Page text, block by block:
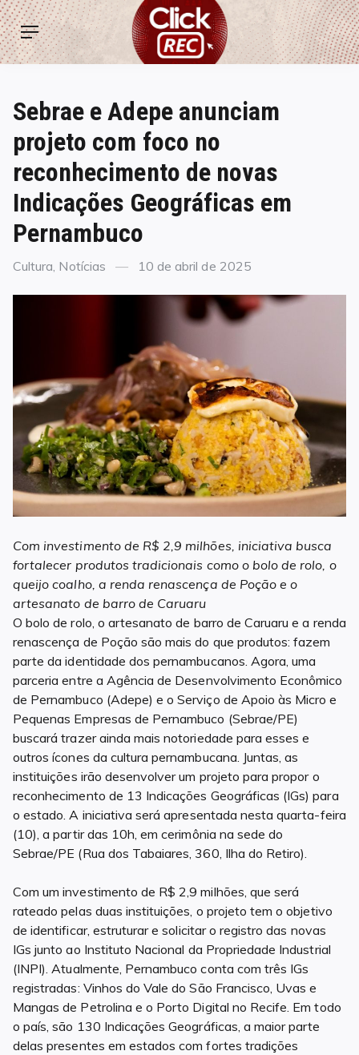
Skip
to
content
ClickREC
Menu
Sebrae e Adepe anunciam
projeto com foco no
reconhecimento de novas
Indicações Geográficas em
Pernambuco
Categories
Cultura, Notícias
Posted
10 de abril de 2025
Com investimento de R$ 2,9 milhões, iniciativa busca
fortalecer produtos tradicionais como o bolo de rolo, o
queijo coalho, a renda renascença de Poção e o
artesanato de barro de Caruaru
O bolo de rolo, o artesanato de barro de Caruaru e a renda
renascença de Poção são mais do que produtos: fazem
parte da identidade dos pernambucanos. Agora, uma
parceria entre a Agência de Desenvolvimento Econômico
de Pernambuco (Adepe) e o Serviço de Apoio às Micro e
Pequenas Empresas de Pernambuco (Sebrae/PE)
buscará trazer ainda mais notoriedade para esses e
outros ícones da cultura pernambucana. Juntas, as
instituições irão desenvolver um projeto para propor o
reconhecimento de 13 Indicações Geográficas (IGs) para
o estado. A iniciativa será apresentada nesta quarta-feira
(10), a partir das 10h, em cerimônia na sede do
Sebrae/PE (Rua dos Tabaiares, 360, Ilha do Retiro).
Com um investimento de R$ 2,9 milhões, que será
rateado pelas duas instituições, o projeto tem o objetivo
de identificar, estruturar e solicitar o registro das novas
IGs junto ao Instituto Nacional da Propriedade Industrial
(INPI). Atualmente, Pernambuco conta com três IGs
registradas: Vinhos do Vale do São Francisco, Uvas e
Mangas de Petrolina e o Porto Digital no Recife. Em todo
o país, são 130 Indicações Geográficas, a maior parte
delas presentes em estados com fortes tradições